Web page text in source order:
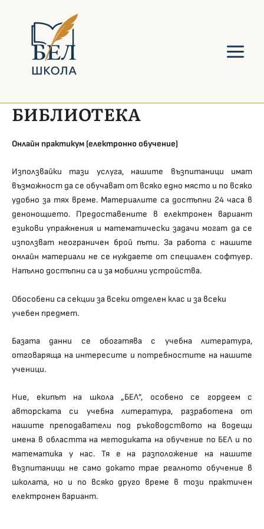
БИБЛИОТЕКА
Онлайн практикум (електронно обучение)
Използвайки тази услуга, нашите възпитаници имат
възможност да се обучават от всяко едно място и по всяко
удобно за тях време. Материалите са достъпни 24 часа в
денонощието. Предоставените в електронен вариант
езикови упражнения и математически задачи могат да се
използват неограничен брой пъти. За работа с нашите
онлайн материали не се нуждаете от специален софтуер.
Напълно достъпни са и за мобилни устройства.
Обособени са секции за всеки отделен клас и за всеки
учебен предмет.
Базата данни се обогатява с учебна литература,
отговаряща на интересите и потребностите на нашите
ученици.
Ние, екипът на школа „БЕЛ”, особено се гордеем с
авторската си учебна литература, разработена от
нашите преподаватели под ръководството на водещи
имена в областта на методиката на обучение по БЕЛ и по
математика у нас. Тя е на разположение на нашите
възпитаници не само докато трае реалното обучение в
школата, но и по всяко друго време в този практичен
електронен вариант.